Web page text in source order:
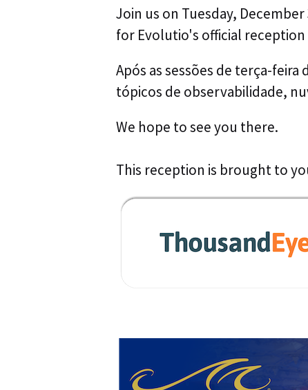
Join us on Tuesday,
for Evolutio's official reception
Após as sessões de terça-
tópicos de observabilidade,
We hope to see you there.
This reception is brought to